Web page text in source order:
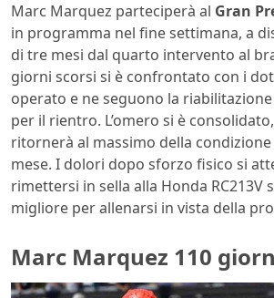
Marc Marquez parteciperà al Gran
in programma nel fine settimana, a
di tre mesi dal quarto intervento al
giorni scorsi si è confrontato con i
operato e ne seguono la
per il rientro. L’omero si è
ritornerà al massimo della
mese. I dolori dopo sforzo fisico si
rimettersi in sella alla Honda RC213V
migliore per allenarsi in vista della
Marc Marquez 110